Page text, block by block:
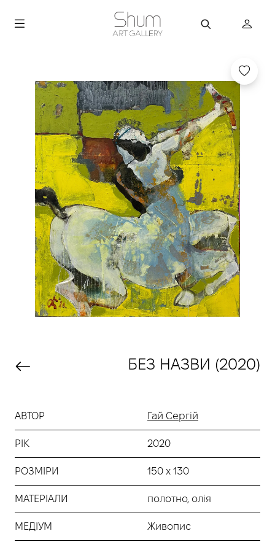
БЕЗ НАЗВИ (2020)
АВТОР Гай Сергій
РІК 2020
РОЗМІРИ 150 х 130
МАТЕРІАЛИ полотно, олія
МЕДІУМ Живопис